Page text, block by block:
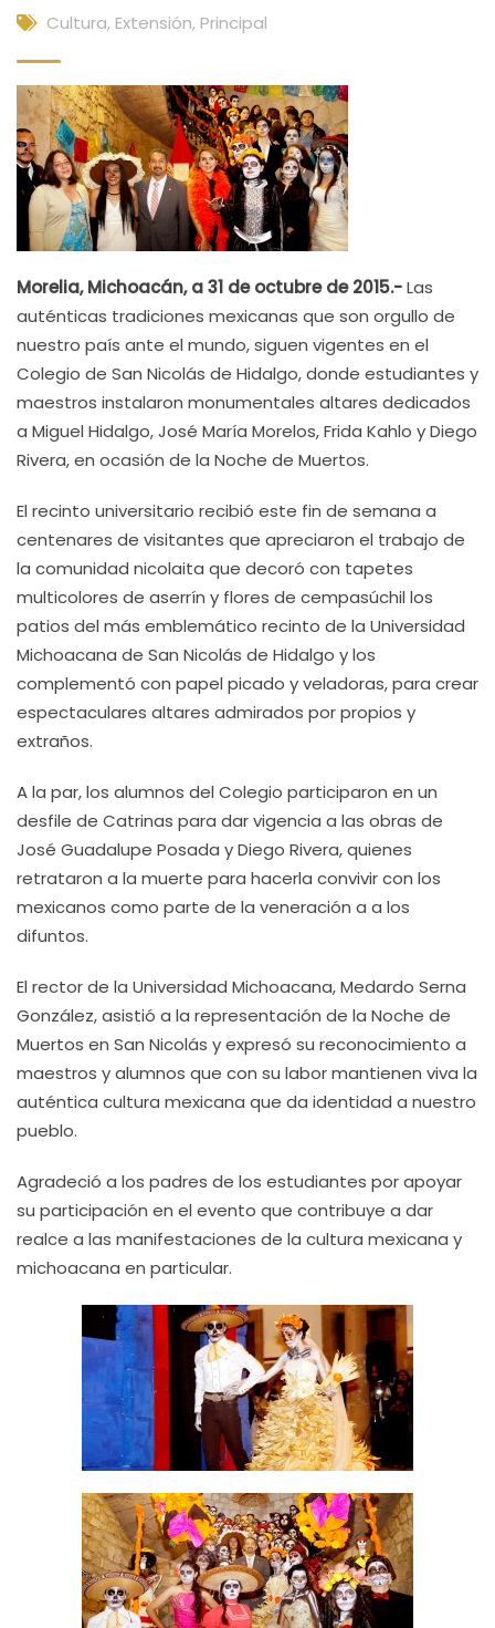
Cultura, Extensión, Principal
Morelia, Michoacán, a 31 de octubre de 2015.-Las
auténticas tradiciones mexicanas que son orgullo de
nuestro país ante el mundo, siguen vigentes en el
Colegio de San Nicolás de Hidalgo, donde estudiantes y
maestros instalaron monumentales altares dedicados
a Miguel Hidalgo, José María Morelos, Frida Kahlo y Diego
Rivera, en ocasión de la Noche de Muertos.
El recinto universitario recibió este fin de semana a
centenares de visitantes que apreciaron el trabajo de
la comunidad nicolaita que decoró con tapetes
multicolores de aserrín y flores de cempasúchil los
patios del más emblemático recinto de la Universidad
Michoacana de San Nicolás de Hidalgo y los
complementó con papel picado y veladoras, para crear
espectaculares altares admirados por propios y
extraños.
A la par, los alumnos del Colegio participaron en un
desfile de Catrinas para dar vigencia a las obras de
José Guadalupe Posada y Diego Rivera, quienes
retrataron a la muerte para hacerla convivir con los
mexicanos como parte de la veneración a a los
difuntos.
El rector de la Universidad Michoacana, Medardo Serna
González, asistió a la representación de la Noche de
Muertos en San Nicolás y expresó su reconocimiento a
maestros y alumnos que con su labor mantienen viva la
auténtica cultura mexicana que da identidad a nuestro
pueblo.
Agradeció a los padres de los estudiantes por apoyar
su participación en el evento que contribuye a dar
realce a las manifestaciones de la cultura mexicana y
michoacana en particular.